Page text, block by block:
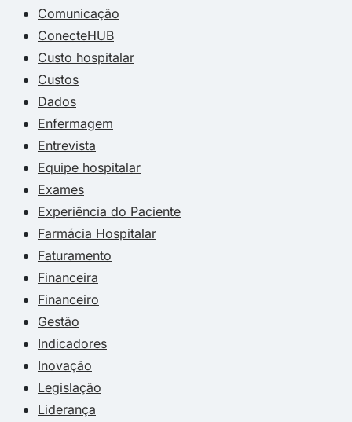
Comunicação
ConecteHUB
Custo hospitalar
Custos
Dados
Enfermagem
Entrevista
Equipe hospitalar
Exames
Experiência do Paciente
Farmácia Hospitalar
Faturamento
Financeira
Financeiro
Gestão
Indicadores
Inovação
Legislação
Liderança